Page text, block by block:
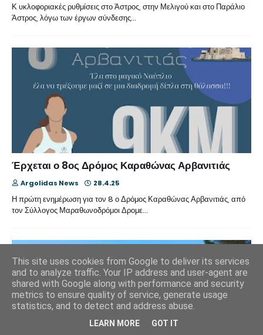
Κ υκλοφοριακές ρυθμίσεις στο Άστρος, στην Μελιγού και στο Παράλιο
Άστρος, λόγω των έργων σύνδεσης…
Έρχεται ο 8ος Δρόμος Καραθώνας Αρβανιτιάς
Argolidas News 28.4.25
Η πρώτη ενημέρωση για τον 8 ο Δρόμος Καραθώνας Αρβανιτιάς, από
τον Σύλλογος Μαραθωνοδρόμοι Δρομε…
This site uses cookies from Google to deliver its services
and to analyze traffic. Your IP address and user-agent are
shared with Google along with performance and security
metrics to ensure quality of service, generate usage
statistics, and to detect and address abuse.
LEARN MORE GOT IT